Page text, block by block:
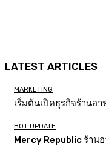
LATEST ARTICLES
MARKETING
เริ่มต้นเปิดธุรกิจร้านอ
HOT UPDATE
Mercy Republic ร้าน